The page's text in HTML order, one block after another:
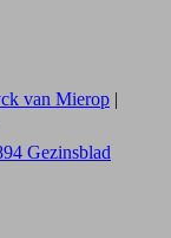
van Mierop |
Gezinsblad